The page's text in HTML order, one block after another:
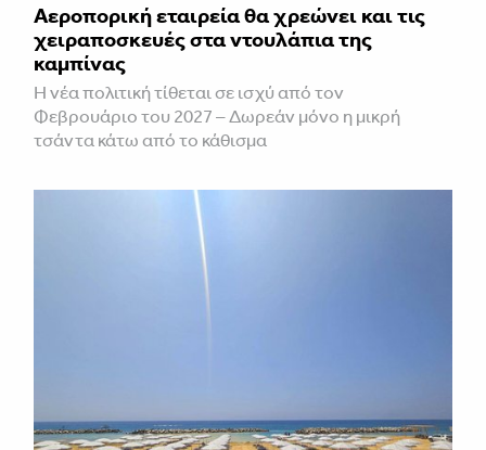
Αεροπορική εταιρεία θα χρεώνει και τις
χειραποσκευές στα ντουλάπια της
καμπίνας
Η νέα πολιτική τίθεται σε ισχύ από τον
Φεβρουάριο του 2027 – Δωρεάν μόνο η μικρή
τσάντα κάτω από το κάθισμα